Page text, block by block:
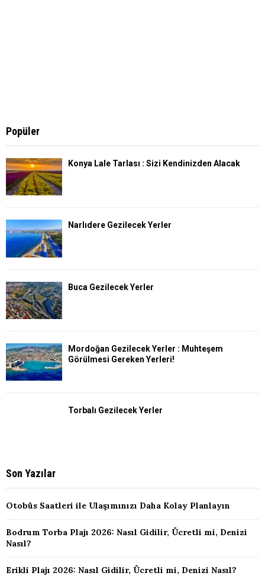
Popüler
Konya Lale Tarlası : Sizi Kendinizden Alacak
Narlıdere Gezilecek Yerler
Buca Gezilecek Yerler
Mordoğan Gezilecek Yerler : Muhteşem
Görülmesi Gereken Yerleri!
Torbalı Gezilecek Yerler
Son Yazılar
Otobüs Saatleri ile Ulaşımınızı Daha Kolay Planlayın
Bodrum Torba Plajı 2026: Nasıl Gidilir, Ücretli mi, Denizi
Nasıl?
Erikli Plajı 2026: Nasıl Gidilir, Ücretli mi, Denizi Nasıl?